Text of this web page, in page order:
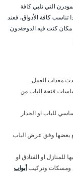
التي تلبي كافة
تناسب كافة الأذواق، فعند
مكان كنت فيه الدوحةدون
معدات العمل.
فتحة الباب من
للباب او الجدار
بعضها وفق عرض الباب
للمنازل او الفنادق او
ومسكات وتركيبأبواب